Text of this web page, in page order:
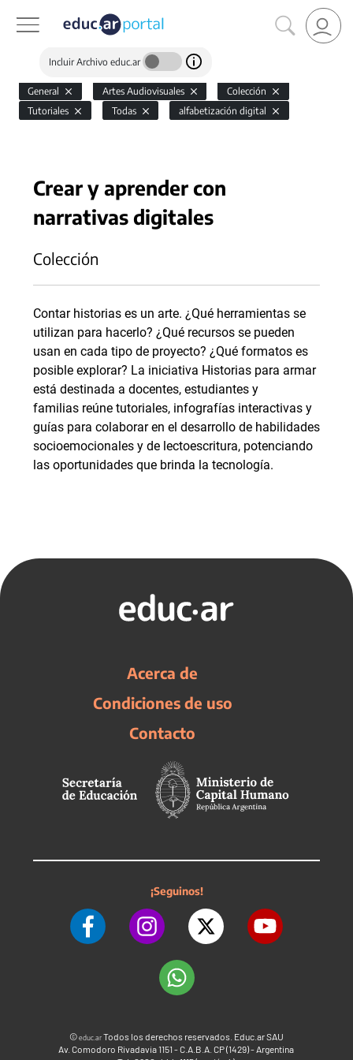
Incluir Archivo educ.ar
General Artes Audiovisuales
Colección
Tutoriales
Todas alfabetización digital
Crear y aprender con
narrativas digitales
Colección
Contar historias es un arte. ¿Qué herramientas se
utilizan para hacerlo? ¿Qué recursos se pueden
usan en cada tipo de proyecto? ¿Qué formatos es
posible explorar? La iniciativa Historias para armar
está destinada a docentes, estudiantes y
familias reúne tutoriales, infografías interactivas y
guías para colaborar en el desarrollo de habilidades
socioemocionales y de lectoescritura, potenciando
las oportunidades que brinda la tecnología.
Acerca de
Condiciones de uso
Contacto
¡Seguinos!
©educ.arTodos los derechos reservados. Educ.ar SAU
Av. Comodoro Rivadavia 1151 - C.A.B.A. CP (1429) - Argentina